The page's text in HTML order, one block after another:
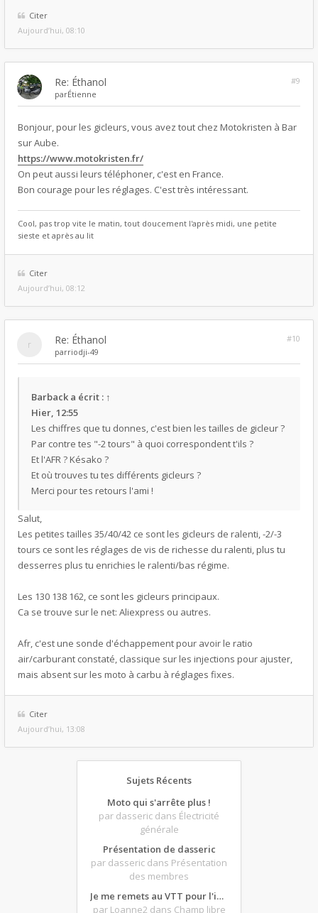
Citer
Aujourd’hui, 08:10
Re: Éthanol
#9
parÉtienne
Bonjour, pour les gicleurs, vous avez tout chez Motokristen à Bar
sur Aube.
https://www.motokristen.fr/
On peut aussi leurs téléphoner, c'est en France.
Bon courage pour les réglages. C'est très intéressant.
Cool, pas trop vite le matin, tout doucement l'après midi, une petite
sieste et après au lit
Citer
Aujourd’hui, 08:12
Re: Éthanol
#10
parriodji-49
Barback a écrit : ↑
Hier, 12:55
Les chiffres que tu donnes, c'est bien les tailles de gicleur ?
Par contre tes "-2 tours" à quoi correspondent t'ils ?
Et l'AFR ? Késako ?
Et où trouves tu tes différents gicleurs ?
Merci pour tes retours l'ami !
Salut,
Les petites tailles 35/40/42 ce sont les gicleurs de ralenti, -2/-3
tours ce sont les réglages de vis de richesse du ralenti, plus tu
desserres plus tu enrichies le ralenti/bas régime.
Les 130 138 162, ce sont les gicleurs principaux.
Ca se trouve sur le net: Aliexpress ou autres.
Afr, c'est une sonde d'échappement pour avoir le ratio
air/carburant constaté, classique sur les injections pour ajuster,
mais absent sur les moto à carbu à réglages fixes.
Citer
Aujourd’hui, 13:08
Sujets Récents
Moto qui s'arrête plus !
par dasseric dans Électricité
générale
Présentation de dasseric
par dasseric dans Présentation
des membres
Je me remets au VTT pour l'intersaison, version électrique
par Loanne2 dans Champ libre